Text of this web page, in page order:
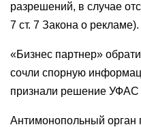
разрешений, в случае
7 ст. 7 Закона о рекламе).
«Бизнес партнер»
сочли спорную
признали решение УФАС
Антимонопольный орган